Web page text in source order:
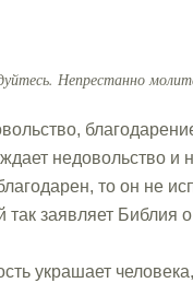
Непрестанно
недовольство и
то он не
так заявляет
украшает